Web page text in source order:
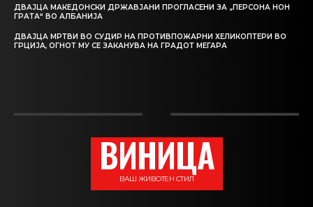
ДВАЈЦА МАКЕДОНСКИ ДРЖАВЈАНИ ПРОГЛАСЕНИ ЗА „ПЕРСОНА НОН
ГРАТА“ ВО АЛБАНИЈА
ДВАЈЦА МРТВИ ВО СУДИР НА ПРОТИВПОЖАРНИ ХЕЛИКОПТЕРИ ВО
ГРЦИЈА, ОГНОТ МУ СЕ ЗАКАНУВА НА ГРАДОТ МЕГАРА
ВИНИЦА
ВАШ ЖИВОТЕН СТИЛ